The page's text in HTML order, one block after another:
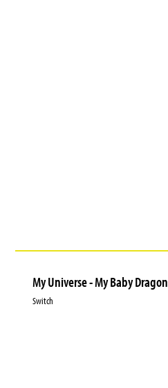
My Universe - My Baby Dragon
Switch